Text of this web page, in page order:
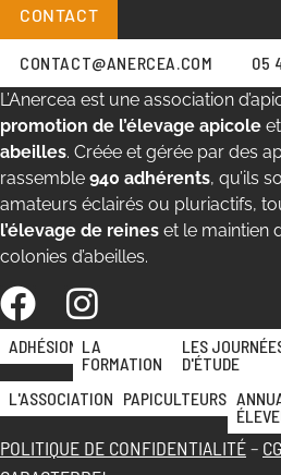
CONTACT
CONTACT@ANERCEA.COM
05
L’Anercea est une association
promotion de l’élevage apicole
abeilles. Créée et gérée par des
rassemble 940 adhérents, qu’ils
amateurs éclairés ou pluriactifs,
l’élevage de reines et le maintien
colonies d’abeilles.
ADHÉSION LA
FORMATION
LES
D'ÉTUDE
L'ASSOCIATION PAPICULTEURS
POLITIQUE DE CONFIDENTIALITÉ–